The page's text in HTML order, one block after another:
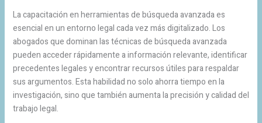
La capacitación en herramientas de búsqueda avanzada es
esencial en un entorno legal cada vez más digitalizado. Los
abogados que dominan las técnicas de búsqueda avanzada
pueden acceder rápidamente a información relevante, identificar
precedentes legales y encontrar recursos útiles para respaldar
sus argumentos. Esta habilidad no solo ahorra tiempo en la
investigación, sino que también aumenta la precisión y calidad del
trabajo legal.